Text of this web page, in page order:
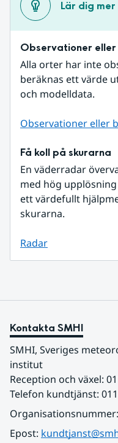
Lär dig mer
Observationer
Alla orter har inte
beräknas ett värde
och modelldata.
Observationer eller
Få koll på skurarna
En väderradar
med hög
ett värdefullt
skurarna.
Radar
Kontakta SMHI
SMHI, Sveriges
institut
Reception och växel:
Telefon kundtjänst:
Epost: